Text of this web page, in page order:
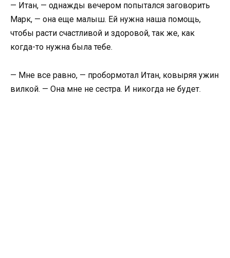
— Итан, — однажды вечером попытался заговорить
Марк, — она еще малыш. Ей нужна наша помощь,
чтобы расти счастливой и здоровой, так же, как
когда-то нужна была тебе.
— Мне все равно, — пробормотал Итан, ковыряя ужин
вилкой. — Она мне не сестра. И никогда не будет.